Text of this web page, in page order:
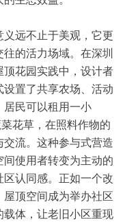
远不止于美观，它更
的活力场域。在深圳
花园实践中，设计者
置了共享农场、活动
民可以租用一小
花草，在照料作物的
流。这种参与式营造
使用者转变为主动的
认同感。正如一个改
顶空间成为举办社区
体，让老旧小区重现